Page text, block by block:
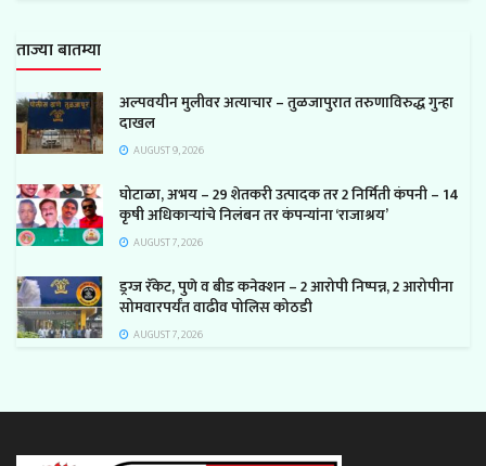
ताज्या बातम्या
अल्पवयीन मुलीवर अत्याचार – तुळजापुरात तरुणाविरुद्ध गुन्हा
दाखल
AUGUST 9, 2026
घोटाळा, अभय – 29 शेतकरी उत्पादक तर 2 निर्मिती कंपनी – 14
कृषी अधिकाऱ्यांचे निलंबन तर कंपन्यांना ‘राजाश्रय’
AUGUST 7, 2026
ड्रग्ज रॅकेट, पुणे व बीड कनेक्शन – 2 आरोपी निष्पन्न, 2 आरोपीना
सोमवारपर्यंत वाढीव पोलिस कोठडी
AUGUST 7, 2026